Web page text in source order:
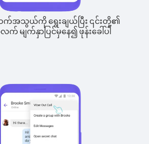
က်အသွယ်ကို ရွေးချယ်ပြီး ၎င်းတို့၏
မျက်နှာပြင်မှနေ၍ ဖုန်းခေါ်ပါ